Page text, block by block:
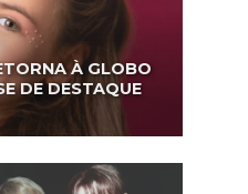
À GLOBO
DE DESTAQUE